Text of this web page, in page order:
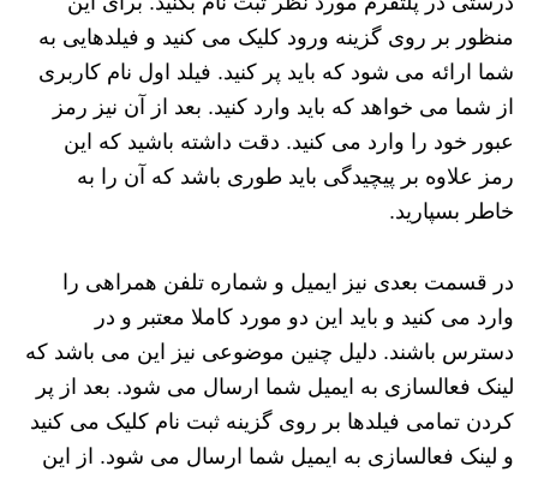
منظور بر روی گزینه ورود کلیک می کنید و فیلدهایی به
شما ارائه می شود که باید پر کنید. فیلد اول نام کاربری
از شما می خواهد که باید وارد کنید. بعد از آن نیز رمز
عبور خود را وارد می کنید. دقت داشته باشید که این
رمز علاوه بر پیچیدگی باید طوری باشد که آن را به
خاطر بسپارید.
در قسمت بعدی نیز ایمیل و شماره تلفن همراهی را
وارد می کنید و باید این دو مورد کاملا معتبر و در
دسترس باشند. دلیل چنین موضوعی نیز این می باشد که
لینک فعالسازی به ایمیل شما ارسال می شود. بعد از پر
کردن تمامی فیلدها بر روی گزینه ثبت نام کلیک می کنید
و لینک فعالسازی به ایمیل شما ارسال می شود. از این